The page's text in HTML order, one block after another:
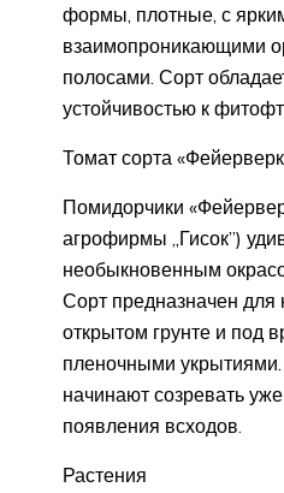
формы, плотные, с
взаимопроникающими
полосами. Сорт
устойчивостью к
Томат сорта
Помидорчики
агрофирмы „Гисок”)
необыкновенным
Сорт предназначен для
открытом грунте и под
пленочными
начинают созревать
появления всходов.
Растения